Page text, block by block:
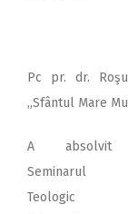
Pc pr. dr.
„Sfântul Mare
A absolvit
Seminarul
Teologic